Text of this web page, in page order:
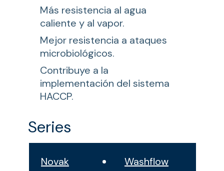
Más resistencia al agua
caliente y al vapor.
Mejor resistencia a ataques
microbiológicos.
Contribuye a la
implementación del sistema
HACCP.
Series
Novak Washflow